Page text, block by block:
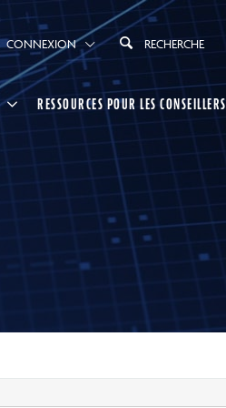
CONNEXION RECHERCHE
RESSOURCES POUR LES CONSEILLERS